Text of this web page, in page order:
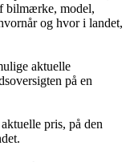
bilmærke, model,
og hvor i landet,
aktuelle
på en
pris, på den